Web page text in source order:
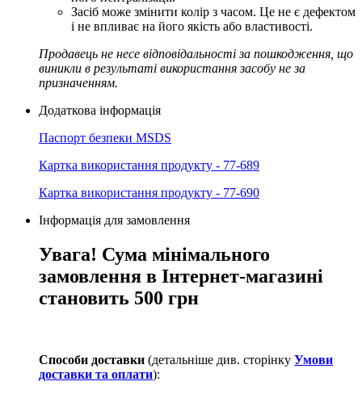
Засіб може змінити колір з часом. Це не є дефектом
і не впливає на його якість або властивості.
Продавець не несе відповідальності за пошкодження, що
виникли в результаті використання засобу не за
призначенням.
Додаткова інформація
Паспорт безпеки MSDS
Картка використання продукту - 77-689
Картка використання продукту - 77-690
Інформація для замовлення
Увага! Сума мінімального
замовлення в Інтернет-магазині
становить 500 грн
Способи доставки (детальніше див. сторінку Умови
доставки та оплати):